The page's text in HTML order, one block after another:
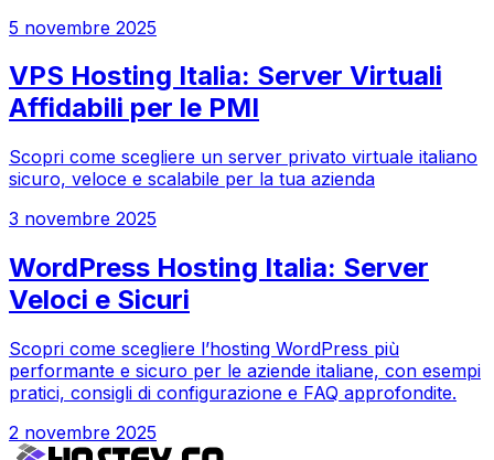
5 novembre 2025
VPS Hosting Italia: Server Virtuali
Affidabili per le PMI
Scopri come scegliere un server privato virtuale italiano
sicuro, veloce e scalabile per la tua azienda
3 novembre 2025
WordPress Hosting Italia: Server
Veloci e Sicuri
Scopri come scegliere l’hosting WordPress più
performante e sicuro per le aziende italiane, con esempi
pratici, consigli di configurazione e FAQ approfondite.
2 novembre 2025